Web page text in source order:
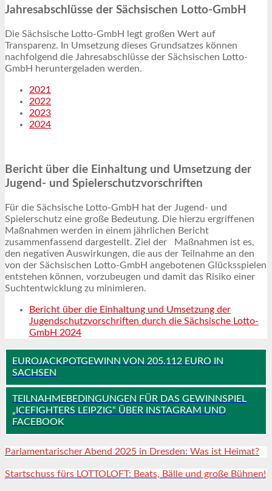
Jahresabschlüsse der Sächsischen Lotto-GmbH
Die Sächsische Lotto-GmbH legt großen Wert auf
Transparenz. In Umsetzung dieses Grundsatzes können
nachfolgend die Jahresabschlüsse der Sächsischen Lotto-
GmbH heruntergeladen werden.
2021
2022
2023
2024
Bericht über die Einhaltung und Umsetzung der
Jugend- und Spielerschutzvorschriften
Für die Sächsische Lotto-GmbH hat der Jugend- und
Spielerschutz eine große Bedeutung. Die hierzu ergriffenen
Maßnahmen werden in einem jährlichen Bericht
zusammenfassend dargestellt. Ziel der Maßnahmen ist es,
den negativen Auswirkungen, die aus der Teilnahme an den
von der Sächsischen Lotto-GmbH angebotenen Glücksspielen
entstehen können, vorzubeugen und damit das Risiko einer
Suchtentwicklung zu minimieren.
Bericht über die Einhaltung und Umsetzung der
Jugendschutzvorschriften durch die Sächsische Lotto-
GmbH 2024
EUROJACKPOTGEWINN VON 205.112 EURO IN
SACHSEN
TEILNAHMEBEDINGUNGEN FÜR DAS GEWINNSPIEL
„ICEFIGHTERS LEIPZIG“ ÜBER INSTAGRAM UND
FACEBOOK
Parlamentarischer Abend 2025 in Dresden: Was ist Heimat?
Startschuss fürs LOTTOLOFT: Beats, Bälle und große Bühnen!